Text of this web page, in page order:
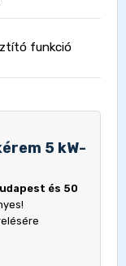
funkció
5 kW-
és 50